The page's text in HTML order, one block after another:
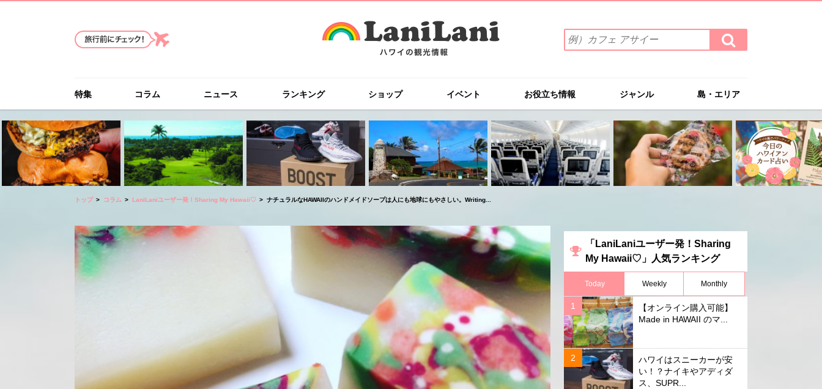
索
ワ
を
入
力
(例）
カ
フ
ェ
イ
ー
検
索
す
特集 コラム ニュース ランキング ショップ イベント お役立ち情報 ジャンル 島・エリア
トップ コラム LaniLaniユーザー発！Sharing My Hawaii♡ ナチュラルなHAWAIIのハンドメイドソープは人にも地球にもやさしい。Writing...
「LaniLaniユーザー発！Sharing
My Hawaii♡」人気ランキング
Today Weekly Monthly
【オンライン購入可能】
Made in HAWAII のマ...
ハワイはスニーカーが安
い！？ナイキやアディダ
ス、SUPR...